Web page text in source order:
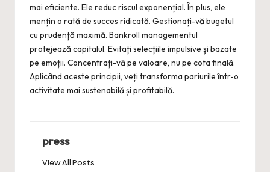
mai eficiente. Ele reduc riscul exponențial. În plus, ele
mențin o rată de succes ridicată. Gestionați-vă bugetul
cu prudență maximă. Bankroll managementul
protejează capitalul. Evitați selecțiile impulsive și bazate
pe emoții. Concentrați-vă pe valoare, nu pe cota finală.
Aplicând aceste principii, veți transforma pariurile într-o
activitate mai sustenabilă și profitabilă.
press
View All Posts